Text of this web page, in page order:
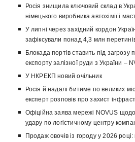
Росія знищила ключовий склад в
німецького виробника автохімії і
У липні через західний кордон
зафіксували понад 4,3 млн
Блокада портів ставить під загрозу
експорту залізної руди з України –
У НКРЕКП новий очільник
Росія й надалі битиме по великих
експерт розповів про захист
Офіційна заява мережі NOVUS
удару по логістичному центру
Продаж овочів із городу у 2026 році: